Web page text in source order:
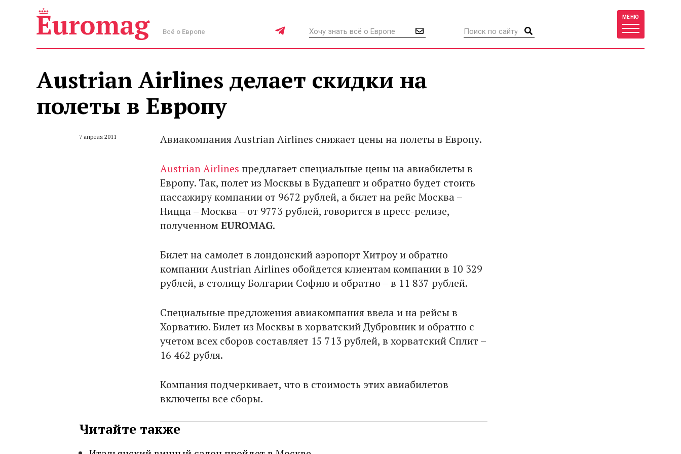
Всё о Европе
МЕНЮ
Austrian Airlines делает скидки на
полеты в Европу
7 апреля 2011 Авиакомпания Austrian Airlines снижает цены на полеты в Европу.
Austrian Airlines предлагает специальные цены на авиабилеты в
Европу. Так, полет из Москвы в Будапешт и обратно будет стоить
пассажиру компании от 9672 рублей, а билет на рейс Москва –
Ницца – Москва – от 9773 рублей, говорится в пресс-релизе,
полученномEUROMAG.
Билет на самолет в лондонский аэропорт Хитроу и обратно
компании Austrian Airlines обойдется клиентам компании в 10 329
рублей, в столицу Болгарии Софию и обратно – в 11 837 рублей.
Специальные предложения авиакомпания ввела и на рейсы в
Хорватию. Билет из Москвы в хорватский Дубровник и обратно с
учетом всех сборов составляет 15 713 рублей, в хорватский Сплит –
16 462 рубля.
Компания подчеркивает, что в стоимость этих авиабилетов
включены все сборы.
Читайте также